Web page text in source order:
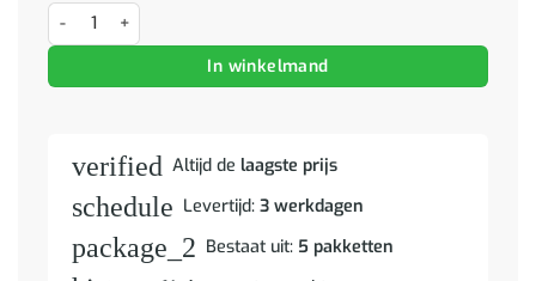
Boxspring met matras stof taupe 160x200 cm aantal
In winkelmand
verified Altijd de laagste prijs
schedule Levertijd: 3 werkdagen
package_2 Bestaat uit: 5 pakketten